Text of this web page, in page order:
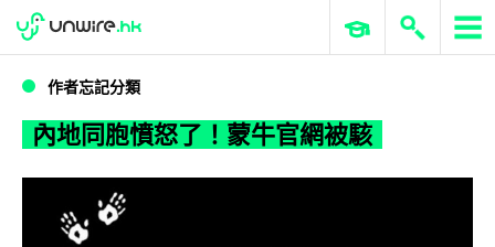
內地同胞憤怒了！蒙牛官網被駭
WWDC 2026 ERP 與商業 AI
作者忘記分類
內地同胞憤怒了！蒙牛官網被駭